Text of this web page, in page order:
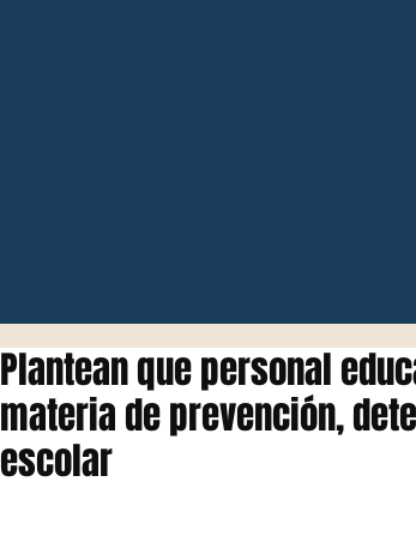
Plantean que personal
materia de prevención,
escolar